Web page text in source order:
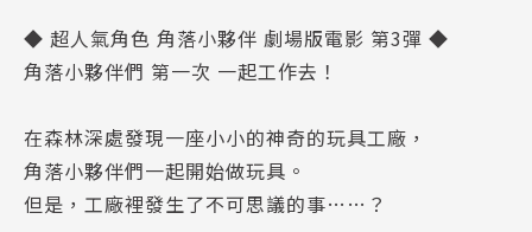
◆ 超人氣角色 角落小夥伴 劇場版電影 第3彈 ◆
角落小夥伴們 第一次 一起工作去！
在森林深處發現一座小小的神奇的玩具工廠，
角落小夥伴們一起開始做玩具。
但是，工廠裡發生了不可思議的事……？